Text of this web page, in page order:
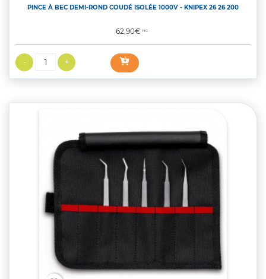
PINCE À BEC DEMI-ROND COUDÉ ISOLÉE 1000V - KNIPEX 26 26 200
Prix
62,90€TTC